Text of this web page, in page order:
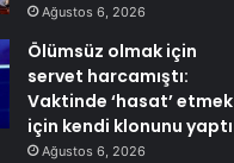
Ağustos 6, 2026
Ölümsüz olmak için
servet harcamıştı:
Vaktinde ‘hasat’ etmek
için kendi klonunu yaptı
Ağustos 6, 2026